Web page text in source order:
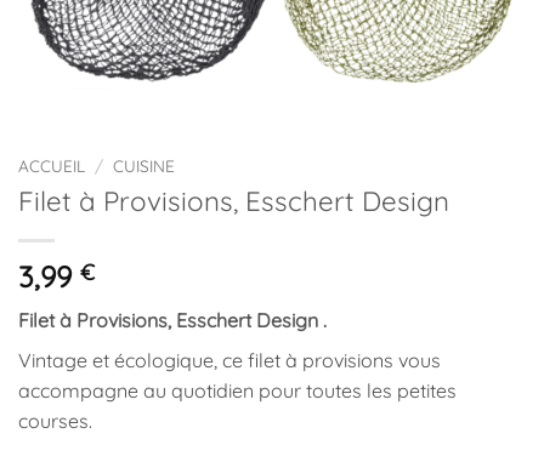
ACCUEIL / CUISINE
Filet à Provisions, Esschert Design
3,99 €
Filet à Provisions, Esschert Design .
Vintage et écologique, ce filet à provisions vous
accompagne au quotidien pour toutes les petites
courses.